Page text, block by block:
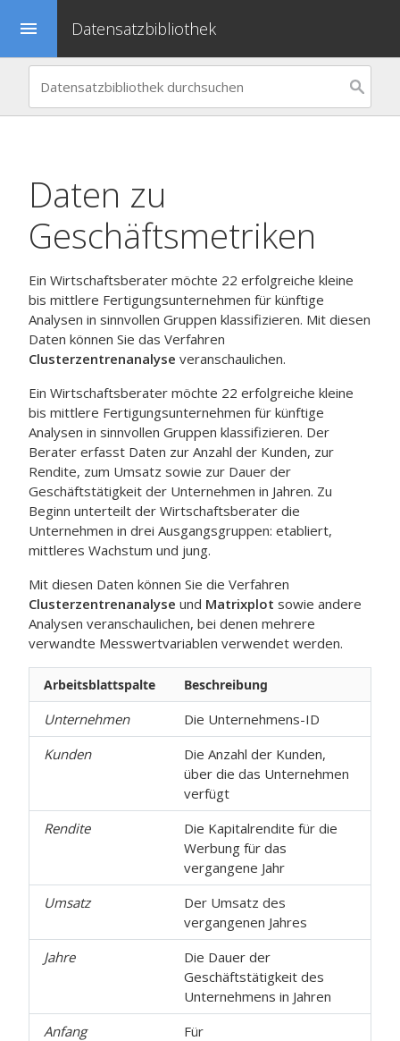
menu Datensatzbibliothek
Daten zu
Geschäftsmetriken
Ein Wirtschaftsberater möchte 22 erfolgreiche kleine
bis mittlere Fertigungsunternehmen für künftige
Analysen in sinnvollen Gruppen klassifizieren. Mit diesen
Daten können Sie das Verfahren
Clusterzentrenanalyse veranschaulichen.
Ein Wirtschaftsberater möchte 22 erfolgreiche kleine
bis mittlere Fertigungsunternehmen für künftige
Analysen in sinnvollen Gruppen klassifizieren. Der
Berater erfasst Daten zur Anzahl der Kunden, zur
Rendite, zum Umsatz sowie zur Dauer der
Geschäftstätigkeit der Unternehmen in Jahren. Zu
Beginn unterteilt der Wirtschaftsberater die
Unternehmen in drei Ausgangsgruppen: etabliert,
mittleres Wachstum und jung.
Mit diesen Daten können Sie die Verfahren
Clusterzentrenanalyse und Matrixplot sowie andere
Analysen veranschaulichen, bei denen mehrere
verwandte Messwertvariablen verwendet werden.
Arbeitsblattspalte Beschreibung
Unternehmen
Die Unternehmens-ID
Kunden
Die Anzahl der Kunden,
über die das Unternehmen
verfügt
Rendite
Die Kapitalrendite für die
Werbung für das
vergangene Jahr
Umsatz
Der Umsatz des
vergangenen Jahres
Jahre
Die Dauer der
Geschäftstätigkeit des
Unternehmens in Jahren
Anfang
Für